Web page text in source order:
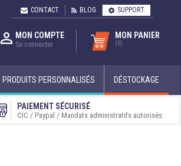
CONTACT BLOG SUPPORT
 MON COMPTE
Se connecter
MON PANIER
(0)
PRODUITS PERSONNALISÉS DÉSTOCKAGE
PAIEMENT SÉCURISÉ
CIC / Paypal / Mandats administratifs autorisés